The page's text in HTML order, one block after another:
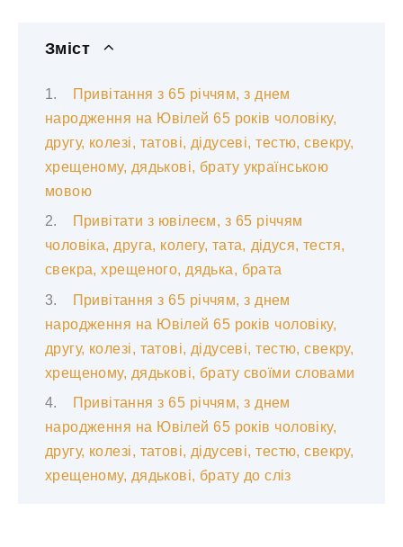
Зміст
Привітання з 65 річчям, з днем
народження на Ювілей 65 років чоловіку,
другу, колезі, татові, дідусеві, тестю, свекру,
хрещеному, дядькові, брату українською
мовою
Привітати з ювілеєм, з 65 річчям
чоловіка, друга, колегу, тата, дідуся, тестя,
свекра, хрещеного, дядька, брата
Привітання з 65 річчям, з днем
народження на Ювілей 65 років чоловіку,
другу, колезі, татові, дідусеві, тестю, свекру,
хрещеному, дядькові, брату своїми словами
Привітання з 65 річчям, з днем
народження на Ювілей 65 років чоловіку,
другу, колезі, татові, дідусеві, тестю, свекру,
хрещеному, дядькові, брату до сліз